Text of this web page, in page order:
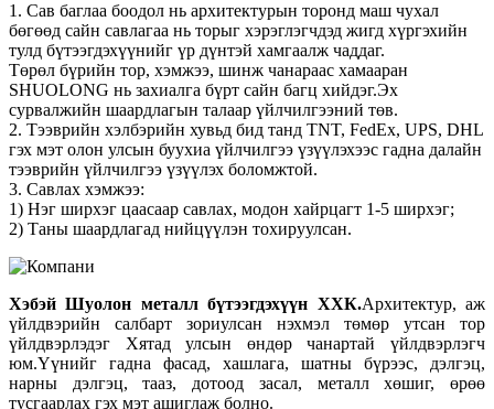
1. Сав баглаа боодол нь архитектурын торонд маш чухал
бөгөөд сайн савлагаа нь торыг хэрэглэгчдэд жигд хүргэхийн
тулд бүтээгдэхүүнийг үр дүнтэй хамгаалж чаддаг.
Төрөл бүрийн тор, хэмжээ, шинж чанараас хамааран
SHUOLONG нь захиалга бүрт сайн багц хийдэг.Эх
сурвалжийн шаардлагын талаар үйлчилгээний төв.
2. Тээврийн хэлбэрийн хувьд бид танд TNT, FedEx, UPS, DHL
гэх мэт олон улсын буухиа үйлчилгээ үзүүлэхээс гадна далайн
тээврийн үйлчилгээ үзүүлэх боломжтой.
3. Савлах хэмжээ:
1) Нэг ширхэг цаасаар савлах, модон хайрцагт 1-5 ширхэг;
2) Таны шаардлагад нийцүүлэн тохируулсан.
Хэбэй Шуолон металл бүтээгдэхүүн ХХК.Архитектур, аж
үйлдвэрийн салбарт зориулсан нэхмэл төмөр утсан тор
үйлдвэрлэдэг Хятад улсын өндөр чанартай үйлдвэрлэгч
юм.Үүнийг гадна фасад, хашлага, шатны бүрээс, дэлгэц,
нарны дэлгэц, тааз, дотоод засал, металл хөшиг, өрөө
тусгаарлах гэх мэт ашиглаж болно.